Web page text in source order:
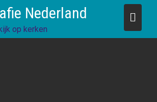
Nederland
op kerken